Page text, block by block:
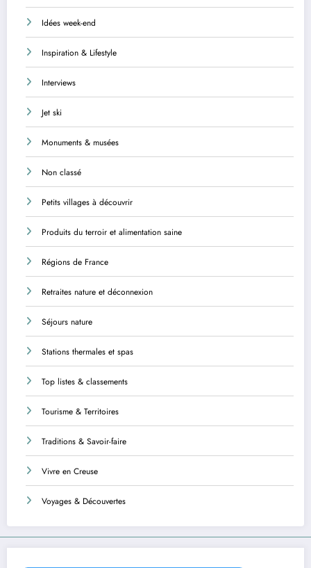
Idées week-end
Inspiration & Lifestyle
Interviews
Jet ski
Monuments & musées
Non classé
Petits villages à découvrir
Produits du terroir et alimentation saine
Régions de France
Retraites nature et déconnexion
Séjours nature
Stations thermales et spas
Top listes & classements
Tourisme & Territoires
Traditions & Savoir-faire
Vivre en Creuse
Voyages & Découvertes